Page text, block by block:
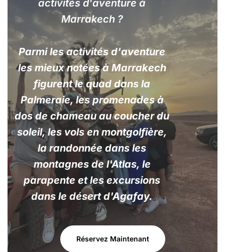
activités d'aventure à
Marrakech ?
Parmi les activités d'aventure
les mieux notées à Marrakech
figurent le quad dans la
Palmeraie, les promenades à
dos de chameau au coucher du
soleil, les vols en montgolfière,
la randonnée dans les
montagnes de l'Atlas, le
parapente et les excursions
dans le désert d'Agafay.
Réservez Maintenant